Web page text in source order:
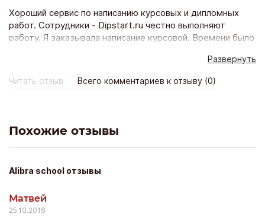
Хороший сервис по написанию курсовых и дипломных
работ. Сотрудники - Dipstart.ru честно выполняют
работу. Я заказывала написание курсовой. Времени было
сроки. В итоге сдали работу даже чуть раньше.
Получила отличную курсовую написанную
профессионалом своего дела. Большое спасибо проекту
Развернуть
Читать отзыв Всего комментариев к отзыву (0)
Похожие отзывы
Alibra school отзывы
Матвей
25.10.2016